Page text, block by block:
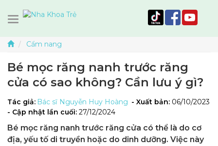
Cẩm nang
Bé mọc răng nanh trước răng
cửa có sao không? Cần lưu ý gì?
Tác giả: Bác sĩ Nguyễn Huy Hoàng - Xuất bản: 06/10/2023
- Cập nhật lần cuối: 27/12/2024
Bé mọc răng nanh trước răng cửa có thể là do cơ
địa, yếu tố di truyền hoặc do dinh dưỡng. Việc này